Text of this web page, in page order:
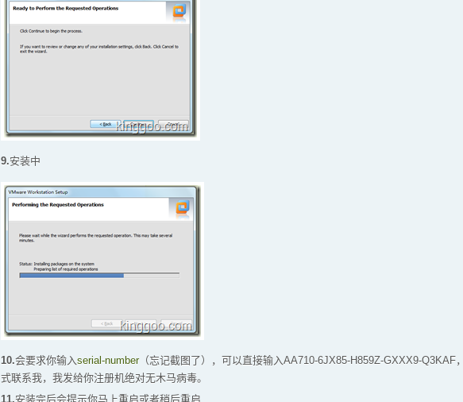
9.安装中
10.会要求你输入serial-number（忘记截图了），可以直接输入AA710-6JX85-H859Z-GXXX9-Q3KAF
式联系我，我发给你注册机绝对无木马病毒。
11.安装完后会提示你马上重启或者稍后重启